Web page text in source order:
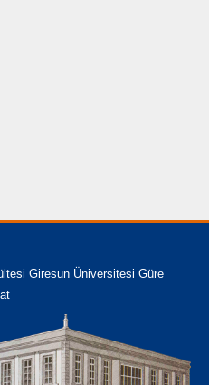
Giresun Üniversitesi Güre